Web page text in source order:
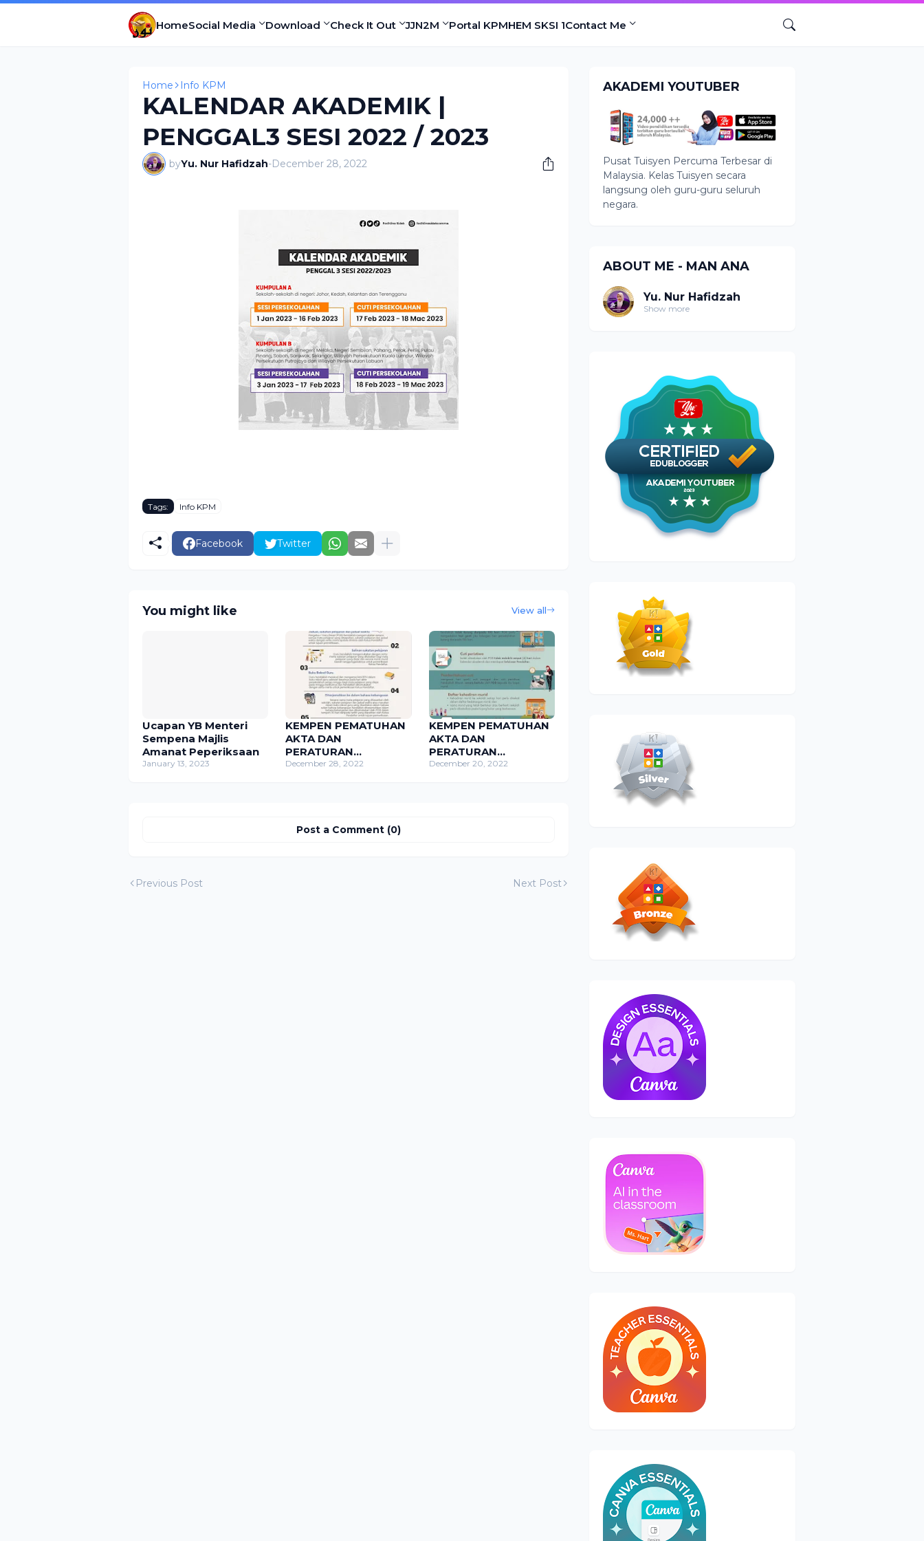
HomeSocial Media Download Check It Out JJN2M Portal KPMHEM SKSI 1Contact Me
Home Info KPM
KALENDAR AKADEMIK |
PENGGAL3 SESI 2022 / 2023
byYu. Nur Hafidzah-December 28, 2022
Tags: Info KPM
Facebook Twitter
You might like View all
Ucapan YB Menteri
Sempena Majlis
Amanat Peperiksaan
January 13, 2023
KEMPEN PEMATUHAN
AKTA DAN
PERATURAN
PENDIDIKAN:
December 28, 2022
KEMPEN PEMATUHAN
AKTA DAN
PERATURAN
PENDIDIKAN:
December 20, 2022
Post a Comment (0)
Previous Post Next Post
AKADEMI YOUTUBER
Pusat Tuisyen Percuma Terbesar di
Malaysia. Kelas Tuisyen secara
langsung oleh guru-guru seluruh
negara.
ABOUT ME - MAN ANA
Yu. Nur Hafidzah
Show more